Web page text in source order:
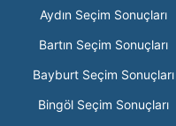
Aydın Seçim Sonuçları
Bartın Seçim Sonuçları
Bayburt Seçim Sonuçları
Bingöl Seçim Sonuçları